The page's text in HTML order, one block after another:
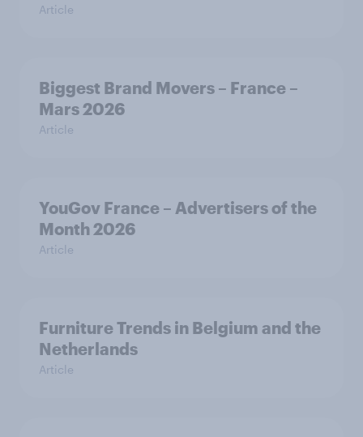
Article
Biggest Brand Movers – France –
Mars 2026
Article
YouGov France – Advertisers of the
Month 2026
Article
Furniture Trends in Belgium and the
Netherlands
Article